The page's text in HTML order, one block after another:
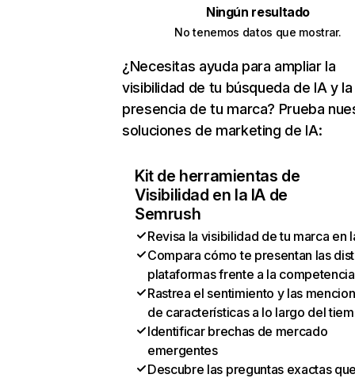
Ningún resultado
No tenemos datos que mostrar.
¿Necesitas ayuda para ampliar la
visibilidad de tu búsqueda de IA y la
presencia de tu marca? Prueba
soluciones de marketing de IA:
Kit de herramientas de
Visibilidad en la IA de
Semrush
Revisa la visibilidad de tu marca en
Compara cómo te presentan las
plataformas frente a la competencia
Rastrea el sentimiento y las
de características a lo largo del
Identificar brechas de mercado
emergentes
Descubre las preguntas exactas